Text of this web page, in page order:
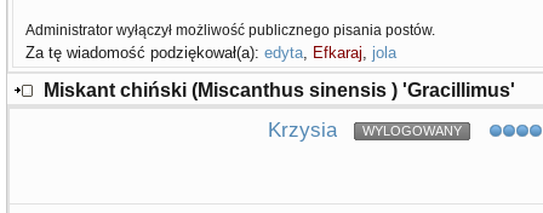
Administrator wyłączył możliwość publicznego pisania postów.
Za tę wiadomość podziękował(a): edyta, Efkaraj, jola
Miskant chiński (Miscanthus sinensis ) 'Gracillimus'
Krzysia WYLOGOWANY